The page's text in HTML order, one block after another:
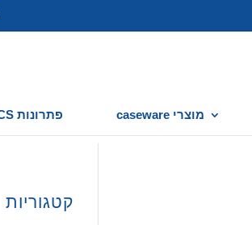
מוצרי caseware פתרונות IACS
קטגוריות